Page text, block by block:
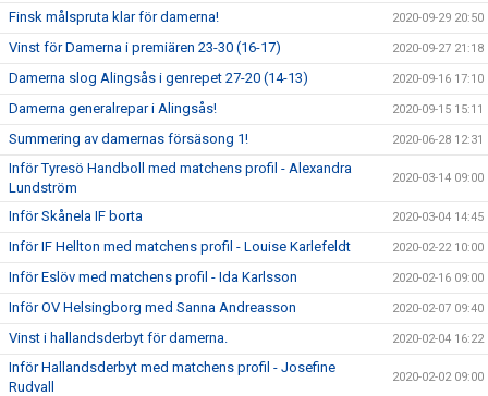
Finsk målspruta klar för damerna! 2020-09-29 20:50
Vinst för Damerna i premiären 23-30 (16-17) 2020-09-27 21:18
Damerna slog Alingsås i genrepet 27-20 (14-13) 2020-09-16 17:10
Damerna generalrepar i Alingsås! 2020-09-15 15:11
Summering av damernas försäsong 1! 2020-06-28 12:31
Inför Tyresö Handboll med matchens profil - Alexandra
Lundström
2020-03-14 09:00
Inför Skånela IF borta 2020-03-04 14:45
Inför IF Hellton med matchens profil - Louise Karlefeldt 2020-02-22 10:00
Inför Eslöv med matchens profil - Ida Karlsson 2020-02-16 09:00
Inför OV Helsingborg med Sanna Andreasson 2020-02-07 09:40
Vinst i hallandsderbyt för damerna. 2020-02-04 16:22
Inför Hallandsderbyt med matchens profil - Josefine
Rudvall
2020-02-02 09:00